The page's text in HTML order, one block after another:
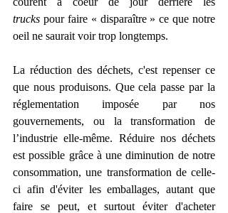
trucks pour faire « disparaître » ce que notre
oeil ne saurait voir trop longtemps.
La réduction des déchets, c'est repenser ce
que nous produisons. Que cela passe par la
réglementation imposée par nos
gouvernements, ou la transformation de
l’industrie elle-même. Réduire nos déchets
est possible grâce à une diminution de notre
consommation, une transformation de celle-
ci afin d'éviter les emballages, autant que
faire se peut, et surtout éviter d'acheter